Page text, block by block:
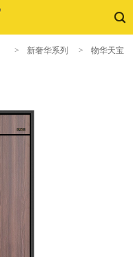
> 新奢华系列 > 物华天宝